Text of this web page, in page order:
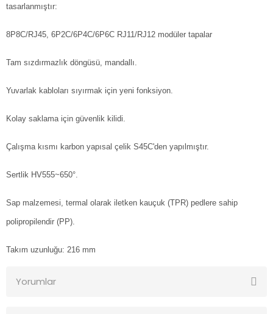
tasarlanmıştır:
8P8C/RJ45, 6P2C/6P4C/6P6C RJ11/RJ12 modüler tapalar
Tam sızdırmazlık döngüsü, mandallı.
Yuvarlak kabloları sıyırmak için yeni fonksiyon.
Kolay saklama için güvenlik kilidi.
Çalışma kısmı karbon yapısal çelik S45C'den yapılmıştır.
Sertlik HV555~650°.
Sap malzemesi, termal olarak iletken kauçuk (TPR) pedlere sahip
polipropilendir (PP).
Takım uzunluğu: 216 mm
Yorumlar